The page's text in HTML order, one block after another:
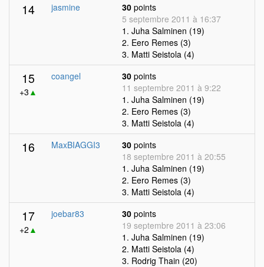
14 jasmine 30 points
5 septembre 2011 à 16:37
1. Juha Salminen (19)
2. Eero Remes (3)
3. Matti Seistola (4)
15
+3 ▲
coangel 30 points
11 septembre 2011 à 9:22
1. Juha Salminen (19)
2. Eero Remes (3)
3. Matti Seistola (4)
16 MaxBIAGGI3 30 points
18 septembre 2011 à 20:55
1. Juha Salminen (19)
2. Eero Remes (3)
3. Matti Seistola (4)
17
+2 ▲
joebar83 30 points
19 septembre 2011 à 23:06
1. Juha Salminen (19)
2. Matti Seistola (4)
3. Rodrig Thain (20)